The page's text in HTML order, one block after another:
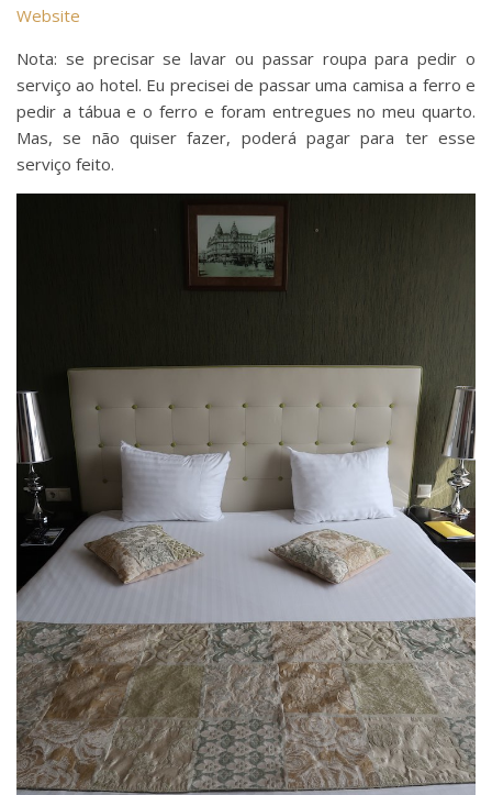
Website
Nota: se precisar se lavar ou passar roupa para pedir o
serviço ao hotel. Eu precisei de passar uma camisa a ferro e
pedir a tábua e o ferro e foram entregues no meu quarto.
Mas, se não quiser fazer, poderá pagar para ter esse
serviço feito.